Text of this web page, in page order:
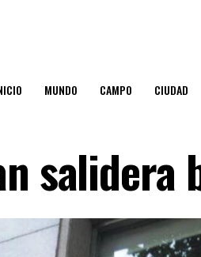
MUNDO CAMPO CIUDAD
salidera